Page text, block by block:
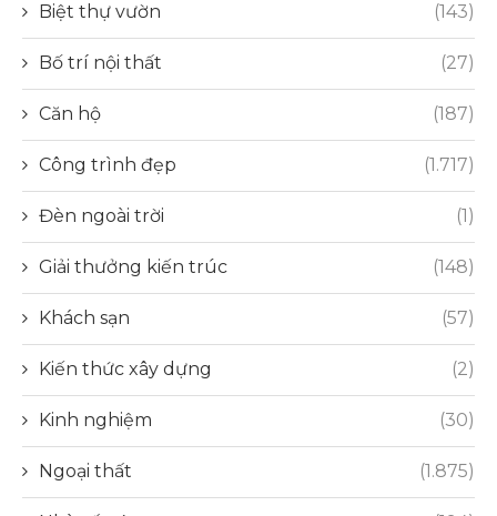
Biệt thự vườn (143)
Bố trí nội thất (27)
Căn hộ (187)
Công trình đẹp (1.717)
Đèn ngoài trời (1)
Giải thưởng kiến trúc (148)
Khách sạn (57)
Kiến thức xây dựng (2)
Kinh nghiệm (30)
Ngoại thất (1.875)